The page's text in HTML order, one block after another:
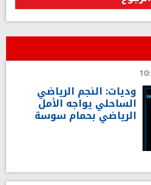
وديات: النجم الرياضي
الساحلي يواجه الأمل
الرياضي بحمام سوسة